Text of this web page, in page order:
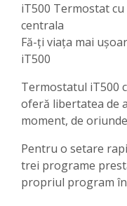
iT500 Termostat
centrala
Fă-ți viața mai
iT500
Termostatul iT500
oferă libertatea de
moment, de
Pentru o setare
trei programe
propriul program